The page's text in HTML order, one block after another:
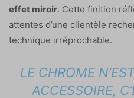
effet miroir. Cette finition
attentes d’une clientèle
technique irréprochable.
LE CHROME
ACCESSOIRE,